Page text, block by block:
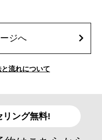
ジへ
流れについて
リング無料!